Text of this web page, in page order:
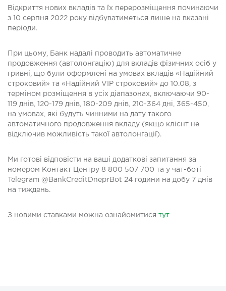
Відкриття нових вкладів та їх перерозміщення починаючи
з 10 серпня 2022 року відбуватиметься лише на вказані
періоди.
При цьому, Банк надалі проводить автоматичне
продовження (автолонгацію) для вкладів фізичних осіб у
гривні, що були оформлені на умовах вкладів «Надійний
строковий» та «Надійний VIP строковий» до 10.08, з
терміном розміщення в усіх діапазонах, включаючи 90-
119 днів, 120-179 днів, 180-209 днів, 210-364 дні, 365-450,
на умовах, які будуть чинними на дату такого
автоматичного продовження вкладу (якщо клієнт не
відключив можливість такої автолонгації).
Ми готові відповісти на ваші додаткові запитання за
номером Контакт Центру 8 800 507 700 та у чат-боті
Telegram @BankCreditDneprBot 24 години на добу 7 днів
на тиждень.
З новими ставками можна ознайомитися тут